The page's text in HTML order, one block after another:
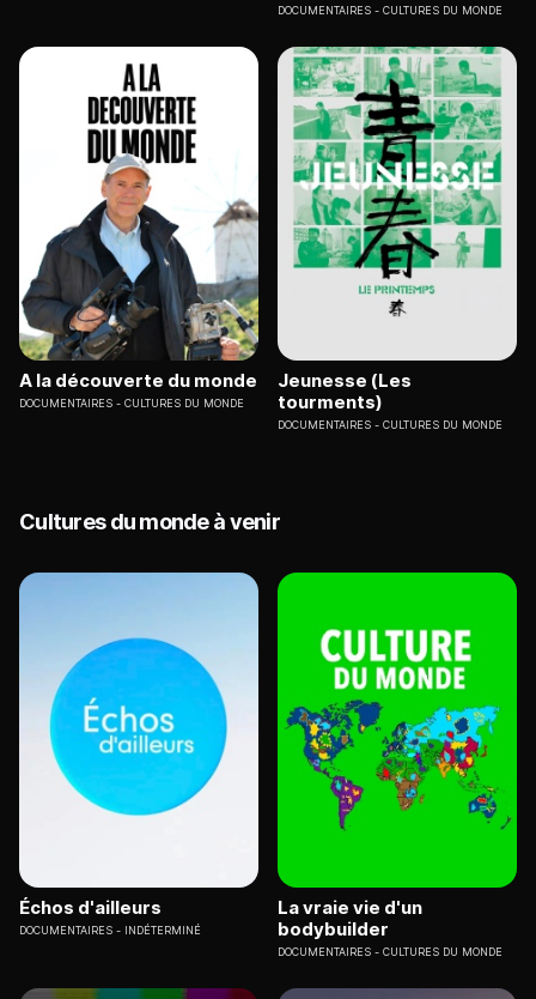
DOCUMENTAIRES CULTURES DU MONDE
A la découverte du monde
DOCUMENTAIRES CULTURES DU MONDE
Jeunesse (Les
tourments)
DOCUMENTAIRES CULTURES DU MONDE
Cultures du monde à venir
Échos d'ailleurs
DOCUMENTAIRES INDÉTERMINÉ
La vraie vie d'un
bodybuilder
DOCUMENTAIRES CULTURES DU MONDE